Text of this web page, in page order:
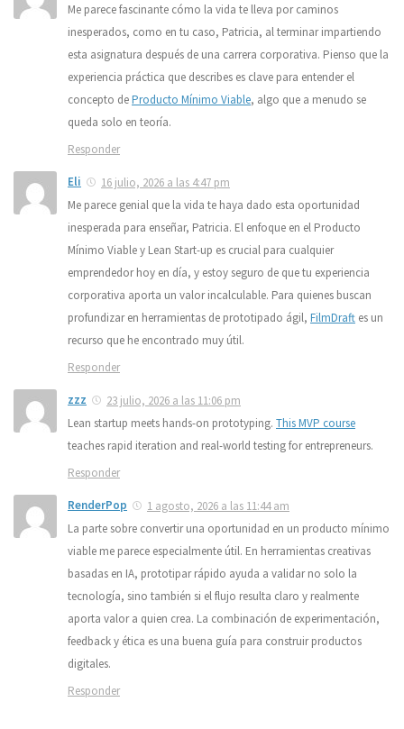
Me parece fascinante cómo la vida te lleva por caminos
inesperados, como en tu caso, Patricia, al terminar impartiendo
esta asignatura después de una carrera corporativa. Pienso que la
experiencia práctica que describes es clave para entender el
concepto deProducto Mínimo Viable, algo que a menudo se
queda solo en teoría.
Responder
Eli
16 julio, 2026 a las 4:47 pm
Me parece genial que la vida te haya dado esta oportunidad
inesperada para enseñar, Patricia. El enfoque en el Producto
Mínimo Viable y Lean Start-up es crucial para cualquier
emprendedor hoy en día, y estoy seguro de que tu experiencia
corporativa aporta un valor incalculable. Para quienes buscan
profundizar en herramientas de prototipado ágil, FilmDraft es un
recurso que he encontrado muy útil.
Responder
zzz
23 julio, 2026 a las 11:06 pm
Lean startup meets hands-on prototyping. This MVP course
teaches rapid iteration and real-world testing for entrepreneurs.
Responder
RenderPop
1 agosto, 2026 a las 11:44 am
La parte sobre convertir una oportunidad en un producto mínimo
viable me parece especialmente útil. En herramientas creativas
basadas en IA, prototipar rápido ayuda a validar no solo la
tecnología, sino también si el flujo resulta claro y realmente
aporta valor a quien crea. La combinación de experimentación,
feedback y ética es una buena guía para construir productos
digitales.
Responder